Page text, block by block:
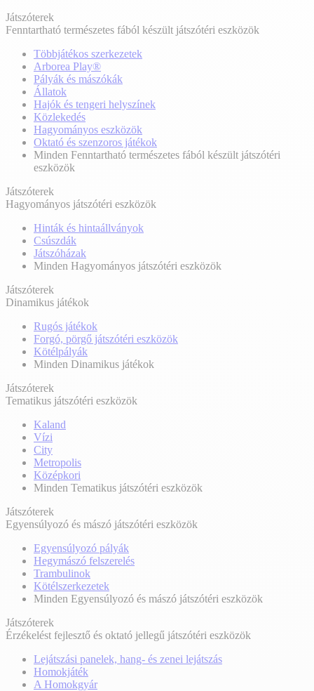
Játszóterek
Fenntartható természetes fából készült játszótéri eszközök
Többjátékos szerkezetek
Arborea Play®
Pályák és mászókák
Állatok
Hajók és tengeri helyszínek
Közlekedés
Hagyományos eszközök
Oktató és szenzoros játékok
Minden Fenntartható természetes fából készült játszótéri
eszközök
Játszóterek
Hagyományos játszótéri eszközök
Hinták és hintaállványok
Csúszdák
Játszóházak
Minden Hagyományos játszótéri eszközök
Játszóterek
Dinamikus játékok
Rugós játékok
Forgó, pörgő játszótéri eszközök
Kötélpályák
Minden Dinamikus játékok
Játszóterek
Tematikus játszótéri eszközök
Kaland
Vízi
City
Metropolis
Középkori
Minden Tematikus játszótéri eszközök
Játszóterek
Egyensúlyozó és mászó játszótéri eszközök
Egyensúlyozó pályák
Hegymászó felszerelés
Trambulinok
Kötélszerkezetek
Minden Egyensúlyozó és mászó játszótéri eszközök
Játszóterek
Érzékelést fejlesztő és oktató jellegű játszótéri eszközök
Lejátszási panelek, hang- és zenei lejátszás
Homokjáték
A Homokgyár